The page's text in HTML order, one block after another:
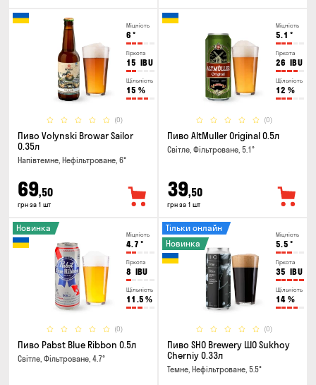
Міцність
6 °
Гіркота
15 IBU
Щільність
15 %
(0)
Пиво Volynski Browar Sailor
0.35л
Напівтемне, Нефільтроване, 6°
69,50
грн за 1 шт
Міцність
5.1 °
Гіркота
26 IBU
Щільність
12 %
(0)
Пиво AltMuller Original 0.5л
Світле, Фільтроване, 5.1°
39,50
грн за 1 шт
Міцність
4.7 °
Гіркота
8 IBU
Щільність
11.5 %
(0)
Новинка
Пиво Pabst Blue Ribbon 0.5л
Світле, Фільтроване, 4.7°
Міцність
5.5 °
Гіркота
35 IBU
Щільність
14 %
(0)
Тільки онлайн
Новинка
Пиво SHO Brewery ШО Sukhoy
Cherniy 0.33л
Темне, Нефільтроване, 5.5°